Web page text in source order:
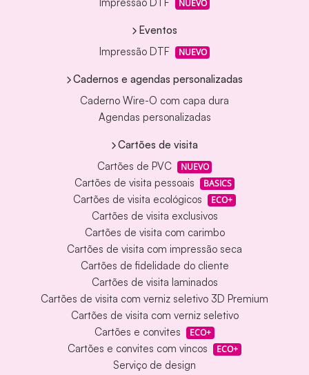
Impressão DTF NUEVO
Eventos
Impressão DTF
NUEVO
Cadernos e agendas personalizadas
Caderno Wire-O com capa dura
Agendas personalizadas
Cartões de visita
Cartões de PVC
NUEVO
Cartões de visita pessoais BASICS
Cartões de visita ecológicos ECO+
Cartões de visita exclusivos
Cartões de visita com carimbo
Cartões de visita com impressão seca
Cartões de fidelidade do cliente
Cartões de visita laminados
Cartões de visita com verniz seletivo 3D Premium
Cartões de visita com verniz seletivo
Cartões e convites
ECO+
Cartões e convites com vincos ECO+
Serviço de design